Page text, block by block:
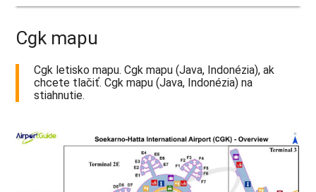
Cgk mapu
Cgk letisko mapu. Cgk mapu (Java, Indonézia), ak
chcete tlačiť. Cgk mapu (Java, Indonézia) na
stiahnutie.